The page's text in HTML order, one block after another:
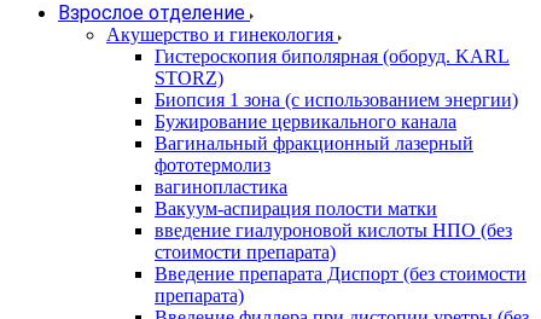
Взрослое отделение
Акушерство и гинекология
Гистероскопия биполярная (оборуд. KARL
STORZ)
Биопсия 1 зона (с использованием энергии)
Бужирование цервикального канала
Вагинальный фракционный лазерный
фототермолиз
вагинопластика
Вакуум-аспирация полости матки
введение гиалуроновой кислоты НПО (без
стоимости препарата)
Введение препарата Диспорт (без стоимости
препарата)